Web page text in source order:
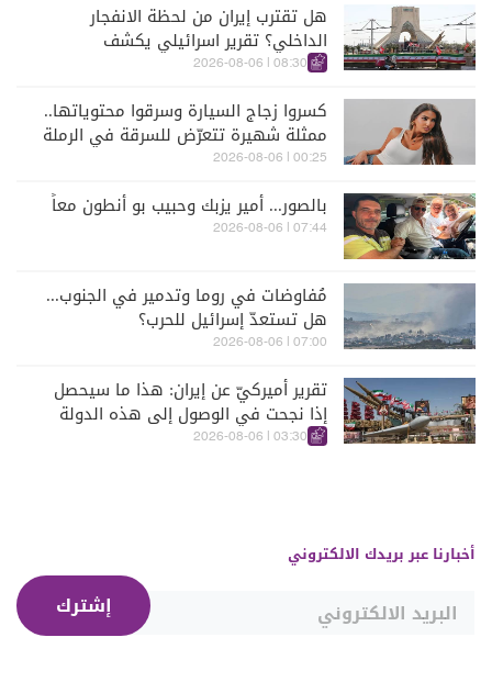
هل تقترب إيران من لحظة الانفجار
الداخلي؟ تقرير اسرائيلي يكشف
الكواليس
08:30 | 2026-08-06
كسروا زجاج السيارة وسرقوا محتوياتها..
ممثلة شهيرة تتعرّض للسرقة في الرملة
البيضاء (فيديو)
00:25 | 2026-08-06
بالصور... أمير يزبك وحبيب بو أنطون معاً
07:44 | 2026-08-06
مُفاوضات في روما وتدمير في الجنوب...
هل تستعدّ إسرائيل للحرب؟
07:00 | 2026-08-06
تقرير أميركيّ عن إيران: هذا ما سيحصل
إذا نجحت في الوصول إلى هذه الدولة
الآسيويّة
03:30 | 2026-08-06
أخبارنا عبر بريدك الالكتروني
إشترك